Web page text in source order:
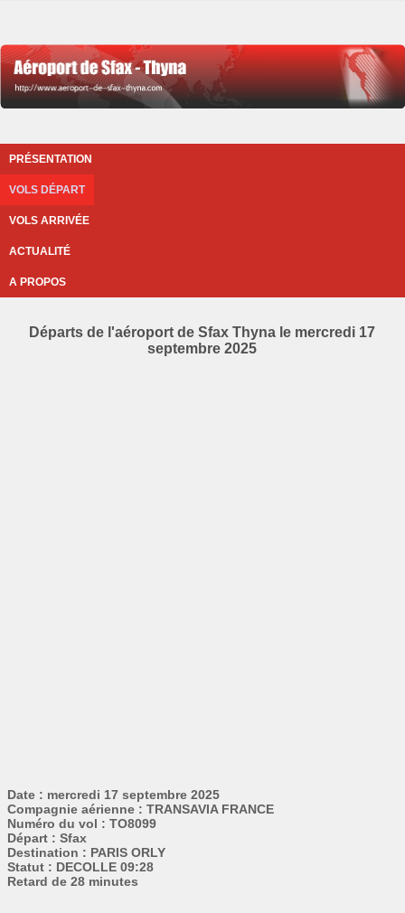
PRÉSENTATION
VOLS DÉPART
VOLS ARRIVÉE
ACTUALITÉ
A PROPOS
Départs de l'aéroport de Sfax Thyna le mercredi 17
septembre 2025
Date : mercredi 17 septembre 2025
Compagnie aérienne : TRANSAVIA FRANCE
Numéro du vol : TO8099
Départ : Sfax
Destination : PARIS ORLY
Statut : DECOLLE 09:28
Retard de 28 minutes